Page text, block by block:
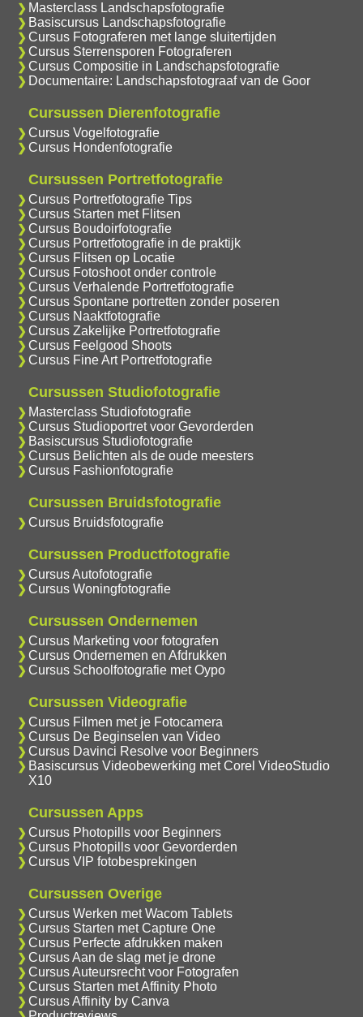
Masterclass Landschapsfotografie
Basiscursus Landschapsfotografie
Cursus Fotograferen met lange sluitertijden
Cursus Sterrensporen Fotograferen
Cursus Compositie in Landschapsfotografie
Documentaire: Landschapsfotograaf van de Goor
Cursussen Dierenfotografie
Cursus Vogelfotografie
Cursus Hondenfotografie
Cursussen Portretfotografie
Cursus Portretfotografie Tips
Cursus Starten met Flitsen
Cursus Boudoirfotografie
Cursus Portretfotografie in de praktijk
Cursus Flitsen op Locatie
Cursus Fotoshoot onder controle
Cursus Verhalende Portretfotografie
Cursus Spontane portretten zonder poseren
Cursus Naaktfotografie
Cursus Zakelijke Portretfotografie
Cursus Feelgood Shoots
Cursus Fine Art Portretfotografie
Cursussen Studiofotografie
Masterclass Studiofotografie
Cursus Studioportret voor Gevorderden
Basiscursus Studiofotografie
Cursus Belichten als de oude meesters
Cursus Fashionfotografie
Cursussen Bruidsfotografie
Cursus Bruidsfotografie
Cursussen Productfotografie
Cursus Autofotografie
Cursus Woningfotografie
Cursussen Ondernemen
Cursus Marketing voor fotografen
Cursus Ondernemen en Afdrukken
Cursus Schoolfotografie met Oypo
Cursussen Videografie
Cursus Filmen met je Fotocamera
Cursus De Beginselen van Video
Cursus Davinci Resolve voor Beginners
Basiscursus Videobewerking met Corel VideoStudio
X10
Cursussen Apps
Cursus Photopills voor Beginners
Cursus Photopills voor Gevorderden
Cursus VIP fotobesprekingen
Cursussen Overige
Cursus Werken met Wacom Tablets
Cursus Starten met Capture One
Cursus Perfecte afdrukken maken
Cursus Aan de slag met je drone
Cursus Auteursrecht voor Fotografen
Cursus Starten met Affinity Photo
Cursus Affinity by Canva